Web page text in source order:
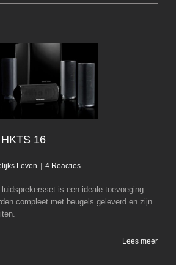
16
Leven | 4 Reacties
is een ideale toevoeging
compleet met beugels geleverd en zijn
Lees meer